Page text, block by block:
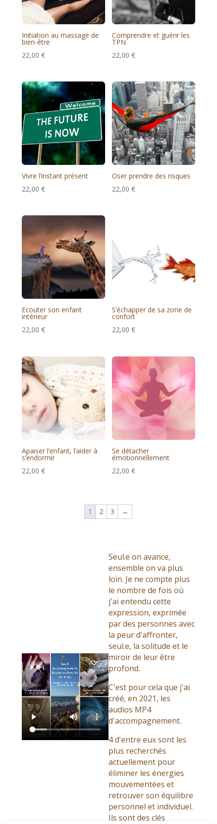
Initiation au massage de
bien-être
22,00 €
Comprendre et guérir les
TPN
22,00€
Vivre l’instant présent
22,00 €
Oser prendre des risques
22,00€
Ecouter son enfant
intérieur
22,00 €
S’échapper de sa zone de
confort
22,00€
Apaiser l’enfant, l’aider à
s’endormir
22,00 €
Se détacher
émotionnellement
22,00€
1 2 3 →
Seul.e on avance,
ensemble on va plus
loin. Je ne compte plus
le nombre de fois où
j'ai entendu cette
expression, exprimée
par des personnes avec
la peur d'affronter,
seul.e, la solitude et le
miroir de leur être
profond.
C'est pour cela que j'ai
créé, en 2021, les
audios MP4
d'accompagnement.
4 d'entre eux sont les
plus recherchés
actuellement pour
éliminer les énergies
mouvementées et
retrouver son équilibre
personnel et individuel.
Ils sont des clés